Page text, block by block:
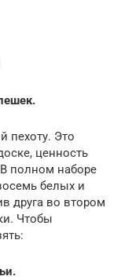
пехоту. Это
ценность
полном наборе
белых и
друга во втором
Чтобы